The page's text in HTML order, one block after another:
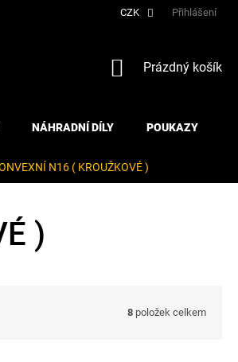
CZK Přihlášení
NÁKUPNÍ
Prázdný košík
NÁHRADNÍ DÍLY POUKAZY
N16 ( KROUŽKOVÉ )
)
8 položek celkem